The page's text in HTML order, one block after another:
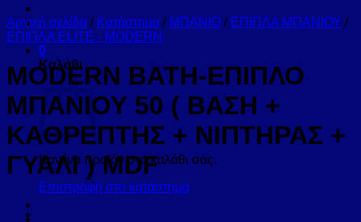
0
Καλάθι
Κανένα προϊόν στο καλάθι σας.
Επιστροφή στο κατάστημα
Αρχική σελίδα / Κατάστημα / ΜΠΑΝΙΟ / ΕΠΙΠΛΑ ΜΠΑΝΙΟΥ /
ΕΠΙΠΛΑ ELITE - MODERN
MODERN BATH-ΕΠΙΠΛΟ
ΜΠΑΝΙΟΥ 50 ( ΒΑΣΗ +
ΚΑΘΡΕΠΤΗΣ + ΝΙΠΤΗΡΑΣ +
ΓΥΑΛΙ ) ΜDF